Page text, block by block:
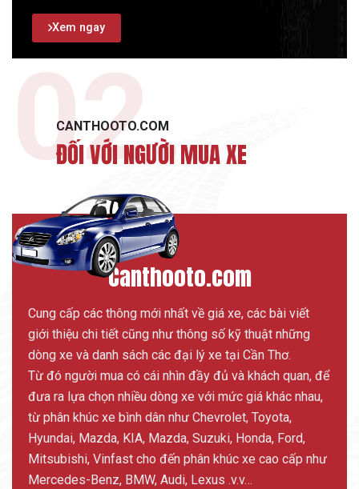
Xem ngay
02.
CANTHOOTO.COM
ĐỐI VỚI NGƯỜI MUA XE
Canthooto.com
Cung cấp các thông mới nhất về giá xe, các bài viết
giới thiệu chi tiết cũng như thông số kỹ thuật những
dòng xe và danh sách các đại lý xe tại Cần Thơ.
Từ đó người mua có cái nhìn đầy đủ và khách quan, để
đưa ra lựa chọn nhiều dòng xe với mức giá khác nhau,
từ phân khúc xe bình dân như Chevrolet, Toyota,
Hyundai, Mazda, KIA, Mazda, Suzuki, Honda, Ford,
Mitsubishi, Vinfast cho đến phân khúc xe cao cấp như
Mercedes-Benz, BMW, Audi, Lexus .v.v…